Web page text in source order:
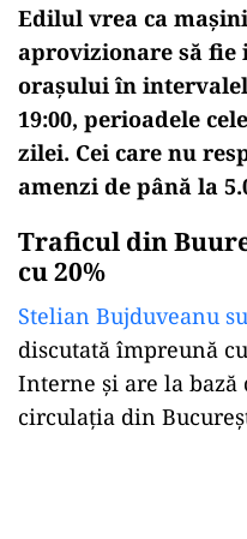
Edilul vrea ca
aprovizionare să fie
orașului în
19:00, perioadele
zilei. Cei care nu
amenzi de până la
Traficul din
cu 20%
Stelian Bujduveanu
discutată împreună
Interne și are la bază
circulația din